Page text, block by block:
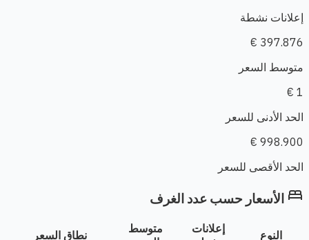
إعلانات نشطة
397.876 €
متوسط السعر
1 €
الحد الأدنى للسعر
998.900 €
الحد الأقصى للسعر
bed الأسعار حسب عدد الغرف
النوع
إعلانات
متوسط
نطاق السعر